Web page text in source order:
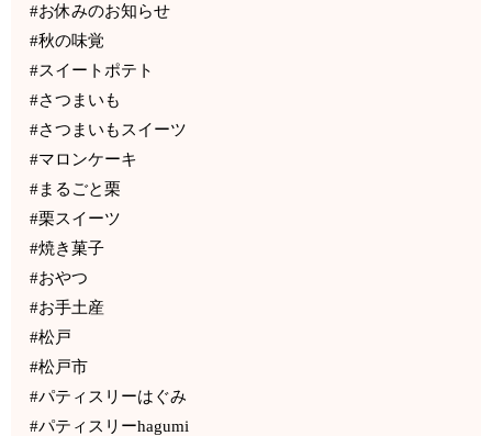
#お休みのお知らせ
#秋の味覚
#スイートポテト
#さつまいも
#さつまいもスイーツ
#マロンケーキ
#まるごと栗
#栗スイーツ
#焼き菓子
#おやつ
#お手土産
#松戸
#松戸市
#パティスリーはぐみ
#パティスリーhagumi